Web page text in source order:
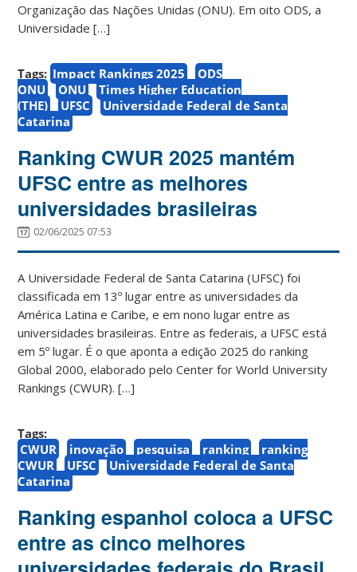
Organização das Nações Unidas (ONU). Em oito ODS, a
Universidade […]
Tags: Impact Rankings 2025
ODS
ONU
ONU
Times Higher Education
(THE)
UFSC
Universidade Federal de Santa
Catarina
Ranking CWUR 2025 mantém
UFSC entre as melhores
universidades brasileiras
02/06/2025 07:53
A Universidade Federal de Santa Catarina (UFSC) foi
classificada em 13º lugar entre as universidades da
América Latina e Caribe, e em nono lugar entre as
universidades brasileiras. Entre as federais, a UFSC está
em 5º lugar. É o que aponta a edição 2025 do ranking
Global 2000, elaborado pelo Center for World University
Rankings (CWUR). […]
Tags:
CWUR
inovação pesquisa ranking
ranking
CWUR
UFSC
Universidade Federal de Santa
Catarina
Ranking espanhol coloca a UFSC
entre as cinco melhores